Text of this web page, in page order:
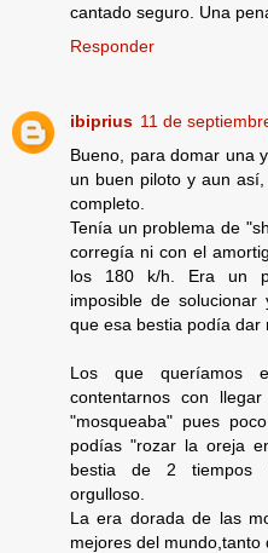
cantado seguro. Una
Responder
ibiprius 11 de
Bueno, para domar una
un buen piloto y aun
completo.
Tenía un problema de
corregía ni con el
los 180 k/h. Era un
imposible de
que esa bestia podía dar
Los que queríamos
contentarnos con
"mosqueaba" pues
podías "rozar la oreja
bestia de 2 tiempos
orgulloso.
La era dorada de las
mejores del